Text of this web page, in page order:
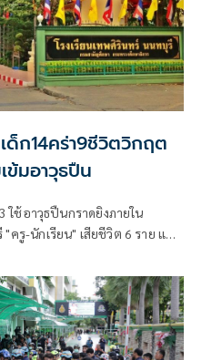
ด็ก14คร่า9ชีวิตวิกฤต
มอาวุธปืน
ใช้อาวุธปืนกราดยิงภายใน